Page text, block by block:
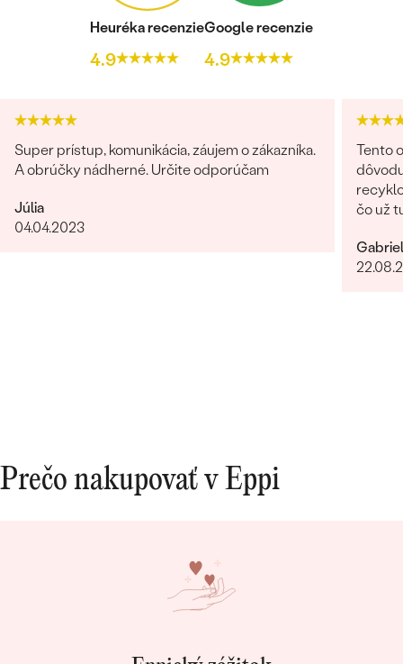
Heuréka recenzie
4.9
Google recenzie
4.9
Super prístup, komunikácia, záujem o zákazníka.
A obrúčky nádherné. Určite odporúčam
Júlia
04.04.2023
Tento
čo už
namiesto
Prečo nakupovať v Eppi